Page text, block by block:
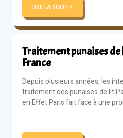
LIRE LA SUITE »
Traitement punaises de
France
Depuis plusieurs années, les
traitement des punaises de lit
en Effet Paris fait face à une